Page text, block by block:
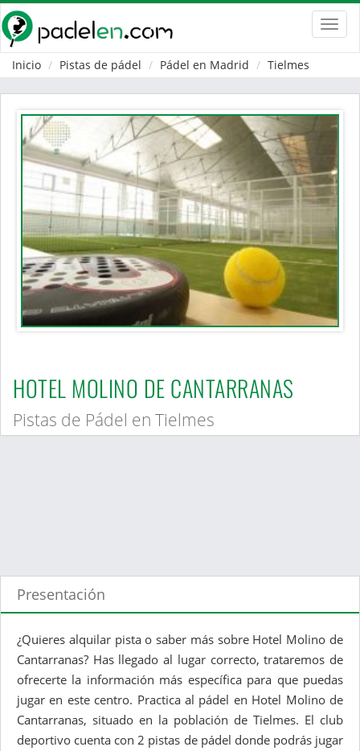
Inicio
Pistas de pádel Pádel en Madrid Tielmes
HOTEL MOLINO DE CANTARRANAS
Pistas de Pádel en Tielmes
Presentación
¿Quieres alquilar pista o saber más sobre Hotel Molino de
Cantarranas? Has llegado al lugar correcto, trataremos de
ofrecerte la información más específica para que puedas
jugar en este centro. Practica al pádel en Hotel Molino de
Cantarranas, situado en la población de Tielmes. El club
deportivo cuenta con 2 pistas de pádel donde podrás jugar